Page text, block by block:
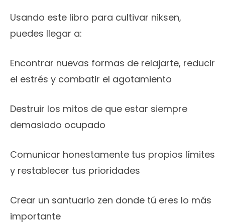
Usando este libro para cultivar niksen,
puedes llegar a:
Encontrar nuevas formas de relajarte, reducir
el estrés y combatir el agotamiento
Destruir los mitos de que estar siempre
demasiado ocupado
Comunicar honestamente tus propios límites
y restablecer tus prioridades
Crear un santuario zen donde tú eres lo más
importante